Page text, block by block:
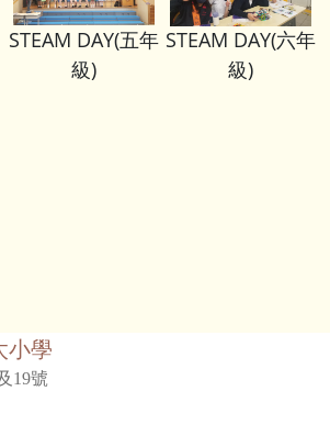
STEAM DAY(五年
級)
STEAM DAY(六年
級)
小學
19號